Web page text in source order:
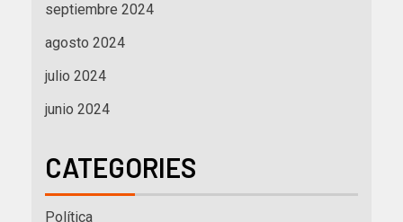
septiembre 2024
agosto 2024
julio 2024
junio 2024
CATEGORIES
Política